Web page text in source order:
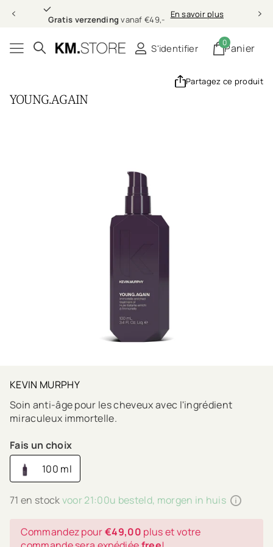
Gratis verzendingvanaf €49,- En savoir plus
S'identifier Panier
0
Partagez ce produit
YOUNG.AGAIN
KEVIN MURPHY
Soin anti-âge pour les cheveux avec l'ingrédient
miraculeux immortelle.
Fais un choix
100 ml
71 en stockvoor 21:00u besteld, morgen in huis
Commandez pour€49,00 plus et votre